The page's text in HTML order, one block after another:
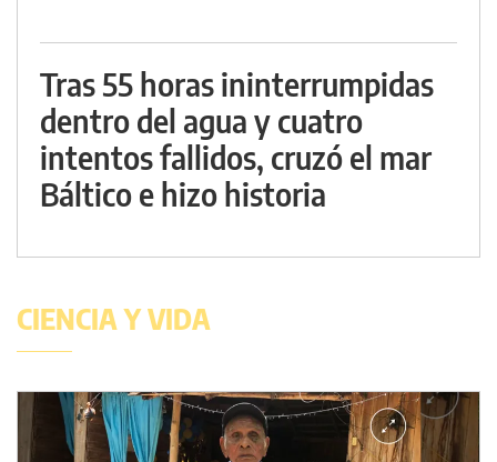
Tras 55 horas ininterrumpidas
dentro del agua y cuatro
intentos fallidos, cruzó el mar
Báltico e hizo historia
CIENCIA Y VIDA